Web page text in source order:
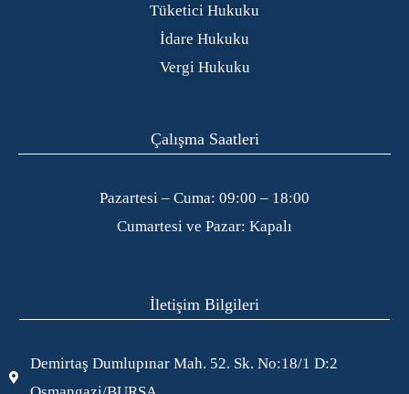
Tüketici Hukuku
İdare Hukuku
Vergi Hukuku
Çalışma Saatleri
Pazartesi – Cuma: 09:00 – 18:00
Cumartesi ve Pazar: Kapalı
İletişim Bilgileri
Demirtaş Dumlupınar Mah. 52. Sk. No:18/1 D:2